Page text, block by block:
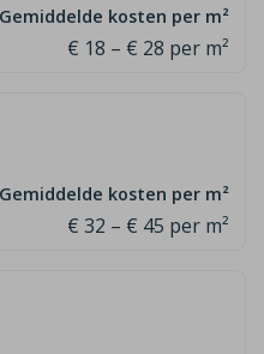
€ 18 – € 28 per m²
€ 32 – € 45 per m²